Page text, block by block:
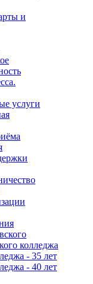
и
услуги
колледжа
- 35 лет
- 40 лет